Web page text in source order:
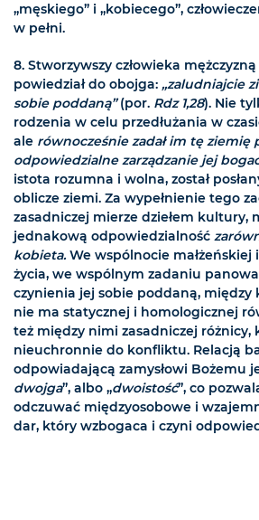
„męskiego” i „kobiecego”,
w pełni.
8. Stworzywszy człowieka
powiedział do obojga: „zaludniajcie
sobie poddaną”(por. Rdz 1,28). Nie
rodzenia w celu przedłużania w
ale równocześnie zadał im tę ziemię
odpowiedzialne zarządzanie jej
istota rozumna i wolna, został
oblicze ziemi. Za wypełnienie tego
zasadniczej mierze dziełem kultury,
jednakową odpowiedzialność
kobieta.We wspólnocie małżeńskiej
życia, we wspólnym zadaniu
czynienia jej sobie poddaną, między
nie ma statycznej i homologicznej
też między nimi zasadniczej różnicy,
nieuchronnie do konfliktu. Relacją
odpowiadającą zamysłowi Bożemu
dwojga”, albo „dwoistość”, co
odczuwać międzyosobowe i
dar, który wzbogaca i czyni